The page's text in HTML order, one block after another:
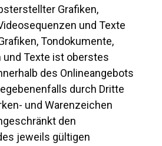
Grafiken,
und Texte
Tondokumente,
Texte ist oberstes
des Onlineangebots
durch Dritte
und Warenzeichen
den
jeweils gültigen